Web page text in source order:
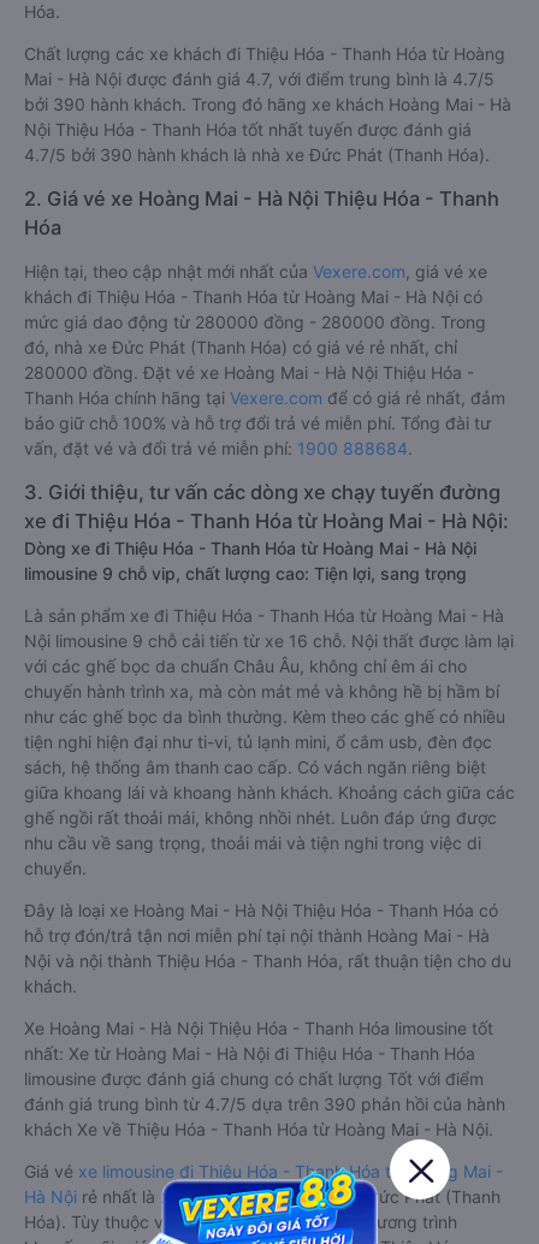
Hóa.
Chất lượng các xe khách đi Thiệu Hóa - Thanh Hóa từ Hoàng
Mai - Hà Nội được đánh giá 4.7, với điểm trung bình là 4.7/5
bởi 390 hành khách. Trong đó hãng xe khách Hoàng Mai - Hà
Nội Thiệu Hóa - Thanh Hóa tốt nhất tuyến được đánh giá
4.7/5 bởi 390 hành khách là nhà xe Đức Phát (Thanh Hóa).
2. Giá vé xe Hoàng Mai - Hà Nội Thiệu Hóa - Thanh
Hóa
Hiện tại, theo cập nhật mới nhất của Vexere.com , giá vé xe
khách đi Thiệu Hóa - Thanh Hóa từ Hoàng Mai - Hà Nội có
mức giá dao động từ 280000 đồng - 280000 đồng. Trong
đó, nhà xe Đức Phát (Thanh Hóa) có giá vé rẻ nhất, chỉ
280000 đồng. Đặt vé xe Hoàng Mai - Hà Nội Thiệu Hóa -
Thanh Hóa chính hãng tại Vexere.com để có giá rẻ nhất, đảm
bảo giữ chỗ 100% và hỗ trợ đổi trả vé miễn phí. Tổng đài tư
vấn, đặt vé và đổi trả vé miễn phí: 1900 888684.
3. Giới thiệu, tư vấn các dòng xe chạy tuyến đường
xe đi Thiệu Hóa - Thanh Hóa từ Hoàng Mai - Hà Nội:
Dòng xe đi Thiệu Hóa - Thanh Hóa từ Hoàng Mai - Hà Nội
limousine 9 chỗ vip, chất lượng cao: Tiện lợi, sang trọng
Là sản phẩm xe đi Thiệu Hóa - Thanh Hóa từ Hoàng Mai - Hà
Nội limousine 9 chỗ cải tiến từ xe 16 chỗ. Nội thất được làm lại
với các ghế bọc da chuẩn Châu Âu, không chỉ êm ái cho
chuyến hành trình xa, mà còn mát mẻ và không hề bị hầm bí
như các ghế bọc da bình thường. Kèm theo các ghế có nhiều
tiện nghi hiện đại như ti-vi, tủ lạnh mini, ổ cắm usb, đèn đọc
sách, hệ thống âm thanh cao cấp. Có vách ngăn riêng biệt
giữa khoang lái và khoang hành khách. Khoảng cách giữa các
ghế ngồi rất thoải mái, không nhồi nhét. Luôn đáp ứng được
nhu cầu về sang trọng, thoải mái và tiện nghi trong việc di
chuyển.
Đây là loại xe Hoàng Mai - Hà Nội Thiệu Hóa - Thanh Hóa có
hỗ trợ đón/trả tận nơi miễn phí tại nội thành Hoàng Mai - Hà
Nội và nội thành Thiệu Hóa - Thanh Hóa, rất thuận tiện cho du
khách.
Xe Hoàng Mai - Hà Nội Thiệu Hóa - Thanh Hóa limousine tốt
nhất: Xe từ Hoàng Mai - Hà Nội đi Thiệu Hóa - Thanh Hóa
limousine được đánh giá chung có chất lượng Tốt với điểm
đánh giá trung bình từ 4.7/5 dựa trên 390 phản hồi của hành
khách Xe về Thiệu Hóa - Thanh Hóa từ Hoàng Mai - Hà Nội.
Giá vé xe limousine đi Thiệu Hóa - Thanh Hóa từ Hoàng Mai -
Hà Nội rẻ nhất là 280000VND của hãng xe Đức Phát (Thanh
Hóa). Tùy thuộc vào vị trí ngồi của bạn và chương trình